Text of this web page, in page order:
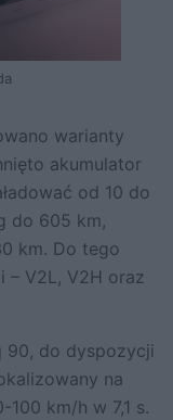
warianty
akumulator
od 10 do
do 605 km,
km. Do tego
V2L, V2H oraz
90, do dyspozycji
na
km/h w 7,1 s.